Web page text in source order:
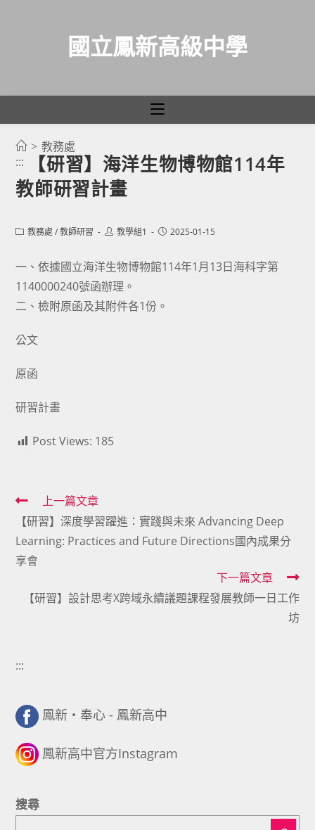
國立鳳新高級中學
> 教務處
:::
【研習】海洋生物博物館114年
教師研習計畫
Post教務處 / 教師研習
Post教學組1
Post2025-01-15
一、依據國立海洋生物博物館114年1月13日海科字第
1140000240號函辦理。
二、檢附原函及其附件各1份。
公文
原函
研習計畫
Post Views: 185
Read
more
articles
上一篇文章
【研習】深度學習躍進：實踐與未來 Advancing Deep
Learning: Practices and Future Directions國內成果分
享會
下一篇文章
【研習】設計思考X跨域永續議題課程發展教師一日工作
坊
:::
鳳新・奉心 - 鳳新高中
鳳新高中官方Instagram
搜尋